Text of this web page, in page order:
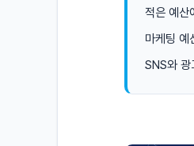
적은 예산
마케팅 예
SNS와 광